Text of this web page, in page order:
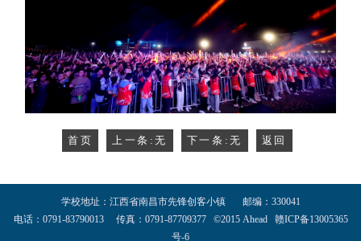
首页 上一条:无 下一条:无 返回
学校地址：江西省南昌市先锋创客小镇 邮编：330041
电话：0791-83790013 传真：0791-87709377 ©2015 Ahead 赣ICP备13005365
号-6